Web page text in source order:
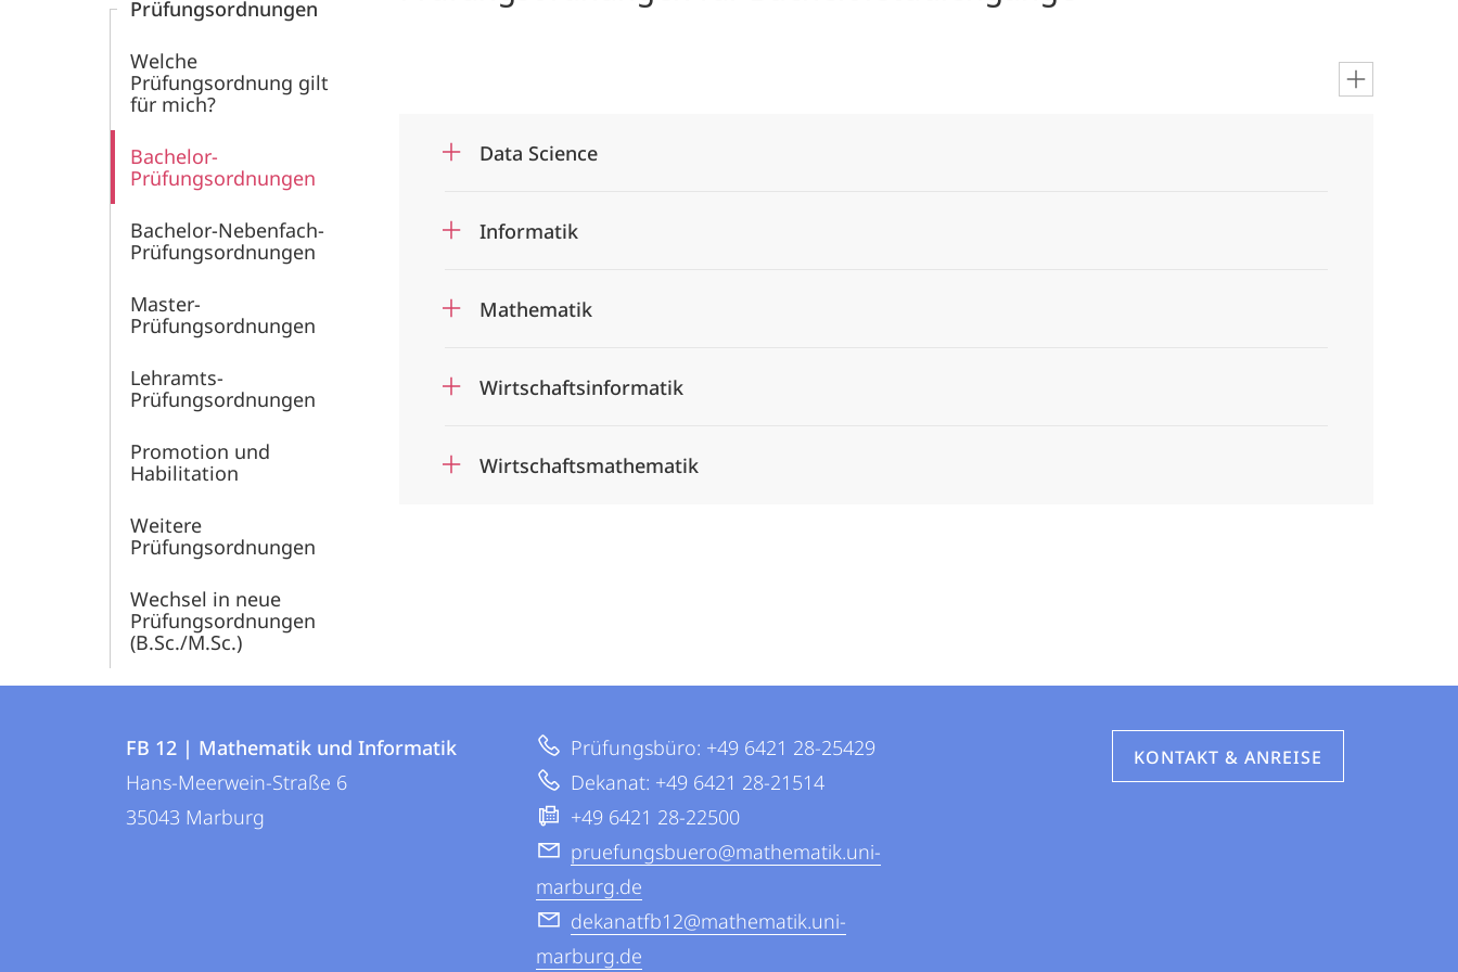
Prüfungs­ordnungen
Welche
Prüfungsordnung gilt
für mich?
Bachelor-
Prüfungsordnungen
Bachelor-Nebenfach-
Prüfungsordnungen
Master-
Prüfungsordnungen
Lehramts-
Prüfungsordnungen
Promotion und
Habilitation
Weitere
Prüfungsordnungen
Wechsel in neue
Prüfungsordnungen
(B.Sc./M.Sc.)
Data Science
Informatik
Mathematik
Wirtschaftsinformatik
Wirtschaftsmathematik
Informationen
Kontaktinformationen
FB
12
FB 12 | Mathematik und Informatik
Hans-Meerwein-Straße 6
35043 Marburg
Prüfungsbüro: +49 6421 28-25429
Dekanat: +49 6421 28-21514
+49 6421 28-22500
pruefungsbuero@mathematik.uni-
marburg.de
dekanatfb12@mathematik.uni-
marburg.de
KONTAKT & ANREISE